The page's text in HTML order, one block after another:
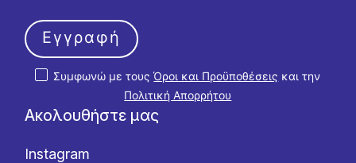
Ακολουθήστε μας
Instagram
Συμφωνώ με τουςΌροι και Προϋποθέσεις και την
Πολιτική Απορρήτου
Εγγραφή